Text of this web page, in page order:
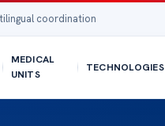
coordination
MEDICAL
UNITS
TECHNOLOGIES